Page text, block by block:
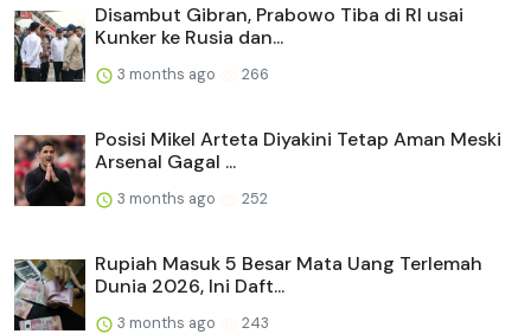
Disambut Gibran, Prabowo Tiba di RI usai
Kunker ke Rusia dan...
3 months ago 266
Posisi Mikel Arteta Diyakini Tetap Aman Meski
Arsenal Gagal ...
3 months ago 252
Rupiah Masuk 5 Besar Mata Uang Terlemah
Dunia 2026, Ini Daft...
3 months ago 243